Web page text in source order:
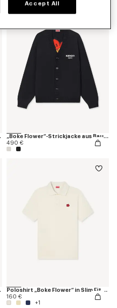
Wolle
„Boke Flower“-Strickjacke aus Baumwolle und Wolle
490 €
Wolle
Poloshirt „Boke Flower“ in Slim Fit aus Baumwolle
160 €
+1
Accept All